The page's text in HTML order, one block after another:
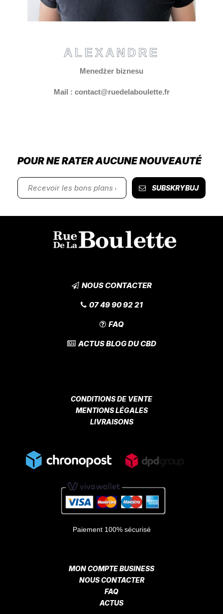
ALEXANDRE
Menedżer biznesu
Mail : contact@ruedelaboulette.fr
POUR NE RATER AUCUNE NOUVEAUTÉ
SUBSKRYBUJ
NOUS CONTACTER
07 49 90 92 21
FAQ
ACTUS BLOG DU CBD
CONDITIONS DE VENTE
MENTIONS LÉGALES
LIVRAISONS
Paiement 100% sécurisé
MON COMPTE BUSINESS
NOUS CONTACTER
FAQ
ACTUS